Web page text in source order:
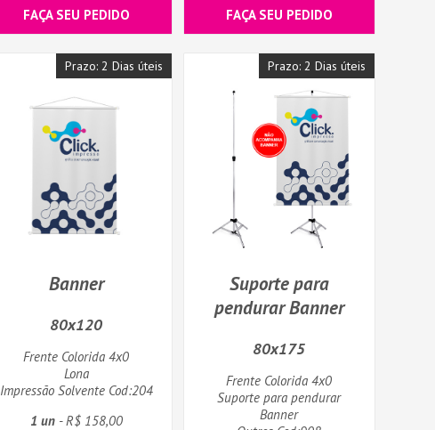
FAÇA SEU PEDIDO FAÇA SEU PEDIDO
Prazo: 2 Dias úteis
Banner
80x120
Frente Colorida 4x0
Lona
Impressão Solvente Cod:204
1 un- R$ 158,00
Prazo: 2 Dias úteis
Suporte para
pendurar Banner
80x175
Frente Colorida 4x0
Suporte para pendurar
Banner